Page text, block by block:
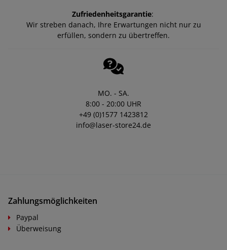
Zufriedenheitsgarantie:
Wir streben danach, Ihre Erwartungen nicht nur zu
erfüllen, sondern zu übertreffen.
MO. - SA.
8:00 - 20:00 UHR
+49 (0)1577 1423812
info@laser-store24.de
Zahlungsmöglichkeiten
Paypal
Überweisung